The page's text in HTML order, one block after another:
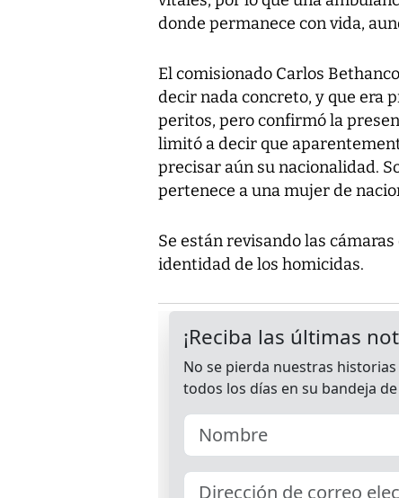
donde permanece con vida,
El comisionado Carlos
decir nada concreto, y que era
peritos, pero confirmó la
limitó a decir que
precisar aún su nacionalidad.
pertenece a una mujer de
Se están revisando las
identidad de los homicidas.